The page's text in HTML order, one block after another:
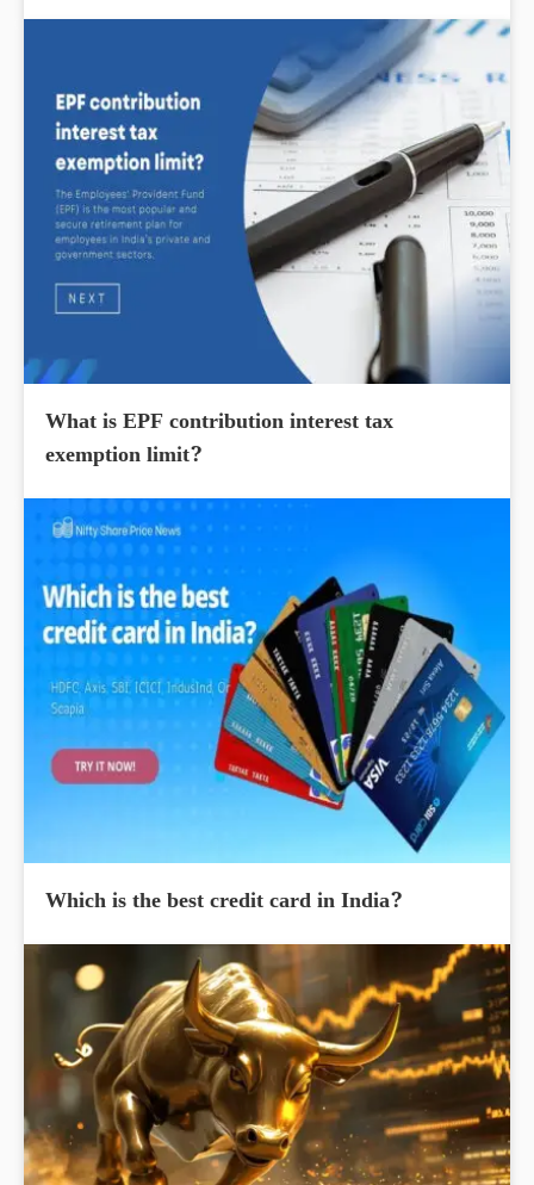
What is EPF contribution interest tax
exemption limit?
Which is the best credit card in India?